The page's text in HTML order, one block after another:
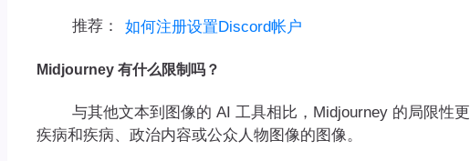
推荐： 如何注册设置Discord帐户
Midjourney 有什么限制吗？
与其他文本到图像的 AI 工具相比，Midjourney 的局限性更
疾病和疾病、政治内容或公众人物图像的图像。